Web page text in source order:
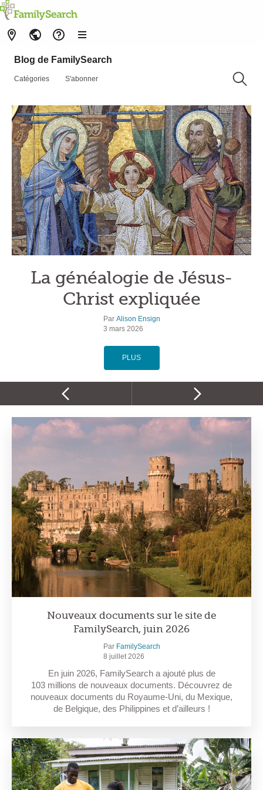
Blog de FamilySearch
Catégories S'abonner
La généalogie de Jésus-
Christ expliquée
Par Alison Ensign
3 mars 2026
PLUS
Nouveaux documents sur le site de
FamilySearch, juin 2026
Par FamilySearch
8 juillet 2026
En juin 2026, FamilySearch a ajouté plus de
103 millions de nouveaux documents. Découvrez de
nouveaux documents du Royaume-Uni, du Mexique,
de Belgique, des Philippines et d’ailleurs !